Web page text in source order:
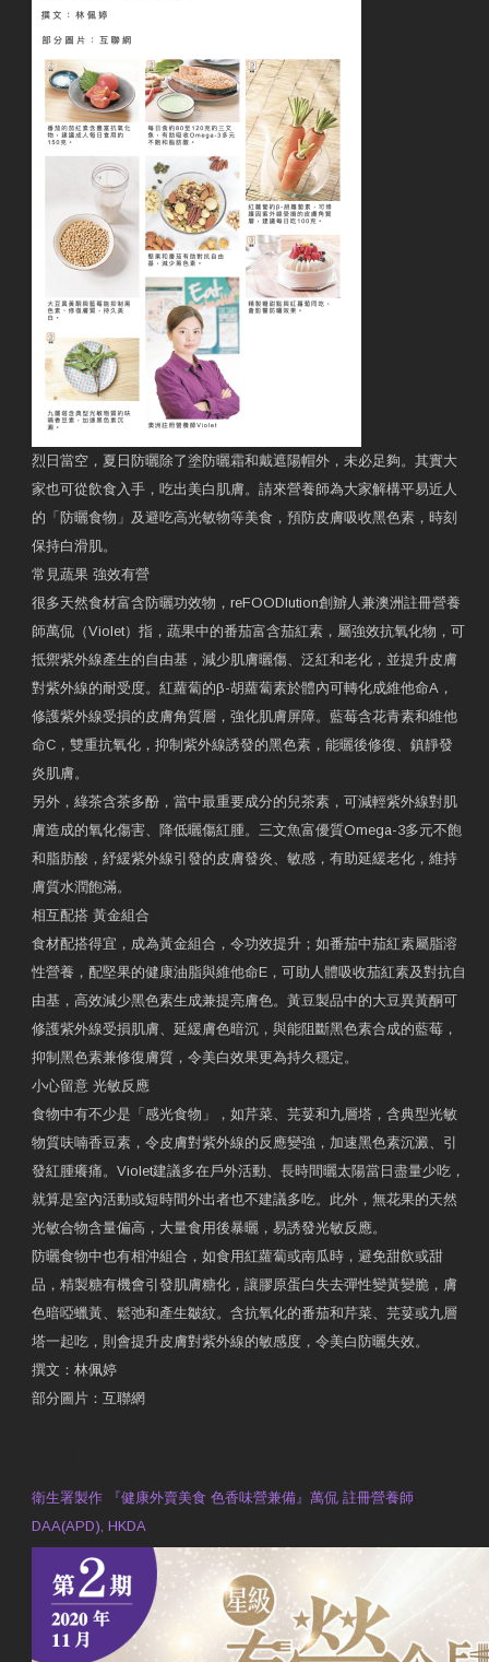
烈日當空，夏日防曬除了塗防曬霜和戴遮陽帽外，未必足夠。其實大
家也可從飲食入手，吃出美白肌膚。請來營養師為大家解構平易近人
的「防曬食物」及避吃高光敏物等美食，預防皮膚吸收黑色素，時刻
保持白滑肌。
常見蔬果 強效有營
很多天然食材富含防曬功效物，reFOODlution創辧人兼澳洲註冊營養
師萬侃（Violet）指，蔬果中的番茄富含茄紅素，屬強效抗氧化物，可
抵禦紫外線產生的自由基，減少肌膚曬傷、泛紅和老化，並提升皮膚
對紫外線的耐受度。紅蘿蔔的β-胡蘿蔔素於體內可轉化成維他命A，
修護紫外線受損的皮膚角質層，強化肌膚屏障。藍莓含花青素和維他
命C，雙重抗氧化，抑制紫外線誘發的黑色素，能曬後修復、鎮靜發
炎肌膚。
另外，綠茶含茶多酚，當中最重要成分的兒茶素，可減輕紫外線對肌
膚造成的氧化傷害、降低曬傷紅腫。三文魚富優質Omega-3多元不飽
和脂肪酸，紓緩紫外線引發的皮膚發炎、敏感，有助延緩老化，維持
膚質水潤飽滿。
相互配搭 黃金組合
食材配搭得宜，成為黃金組合，令功效提升；如番茄中茄紅素屬脂溶
性營養，配堅果的健康油脂與維他命E，可助人體吸收茄紅素及對抗自
由基，高效減少黑色素生成兼提亮膚色。黃豆製品中的大豆異黃酮可
修護紫外線受損肌膚、延緩膚色暗沉，與能阻斷黑色素合成的藍莓，
抑制黑色素兼修復膚質，令美白效果更為持久穩定。
小心留意 光敏反應
食物中有不少是「感光食物」，如芹菜、芫荽和九層塔，含典型光敏
物質呋喃香豆素，令皮膚對紫外線的反應變強，加速黑色素沉澱、引
發紅腫癢痛。Violet建議多在戶外活動、長時間曬太陽當日盡量少吃，
就算是室內活動或短時間外出者也不建議多吃。此外，無花果的天然
光敏合物含量偏高，大量食用後暴曬，易誘發光敏反應。
防曬食物中也有相沖組合，如食用紅蘿蔔或南瓜時，避免甜飲或甜
品，精製糖有機會引發肌膚糖化，讓膠原蛋白失去彈性變黃變脆，膚
色暗啞蠟黃、鬆弛和產生皺紋。含抗氧化的番茄和芹菜、芫荽或九層
塔一起吃，則會提升皮膚對紫外線的敏感度，令美白防曬失效。
撰文：林佩婷
部分圖片：互聯網
衛生署製作 『健康外賣美食 色香味營兼備』萬侃 註冊營養師
DAA(APD), HKDA